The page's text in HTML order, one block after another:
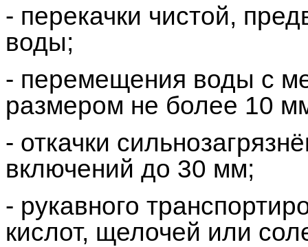
- перекачки чистой,
воды;
- перемещения воды с
размером не более 10
- откачки
включений до 30 мм;
- рукавного
кислот, щелочей или